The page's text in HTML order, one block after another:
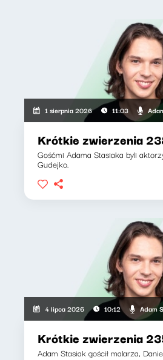
1 sierpnia 2026 11:03
Krótkie zwierzenia
Gośćmi Adama Stasiaka byli
Gudejko.
4 lipca 2026 10:12 Adam
Krótkie zwierzenia
Adam Stasiak gościł malarza,